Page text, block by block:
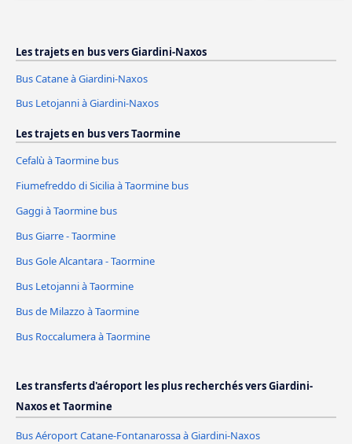
Les trajets en bus vers Giardini-Naxos
Bus Catane à Giardini-Naxos
Bus Letojanni à Giardini-Naxos
Les trajets en bus vers Taormine
Cefalù à Taormine bus
Fiumefreddo di Sicilia à Taormine bus
Gaggi à Taormine bus
Bus Giarre - Taormine
Bus Gole Alcantara - Taormine
Bus Letojanni à Taormine
Bus de Milazzo à Taormine
Bus Roccalumera à Taormine
Les transferts d'aéroport les plus recherchés vers Giardini-
Naxos et Taormine
Bus Aéroport Catane-Fontanarossa à Giardini-Naxos